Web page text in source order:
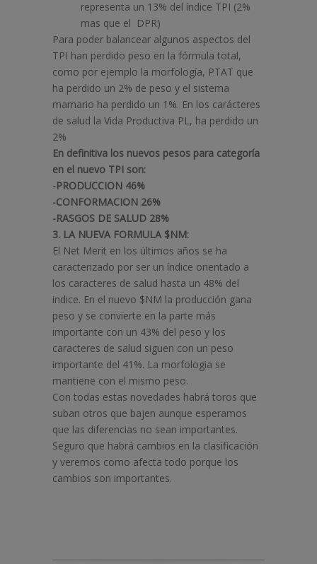
representa un 13% del índice TPI (2%
mas que el DPR)
Para poder balancear algunos aspectos del
TPI han perdido peso en la fórmula total,
como por ejemplo la morfología, PTAT que
ha perdido un 2% de peso y el sistema
mamario ha perdido un 1%. En los carácteres
de salud la Vida Productiva PL, ha perdido un
2%
En definitiva los nuevos pesos para categoría
en el nuevo TPI son:
-PRODUCCION 46%
-CONFORMACION 26%
-RASGOS DE SALUD 28%
3. LA NUEVA FORMULA $NM:
El Net Merit en los últimos años se ha
caracterizado por ser un índice orientado a
los caracteres de salud hasta un 48% del
indice. En el nuevo $NM la producción gana
peso y se convierte en la parte más
importante con un 43% del peso y los
caracteres de salud siguen con un peso
importante del 41%. La morfologia se
mantiene con el mismo peso.
Con todas estas novedades habrá toros que
suban otros que bajen aunque esperamos
que las diferencias no sean importantes.
Seguro que habrá cambios en la clasificación
y veremos como afecta todo porque los
cambios son importantes.